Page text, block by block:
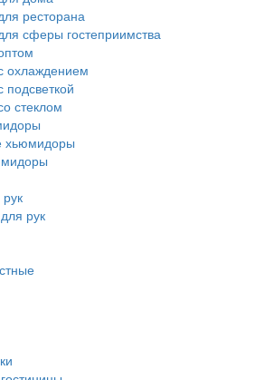
ресторана
сферы гостеприимства
охлаждением
стеклом
хьюмидоры
рук